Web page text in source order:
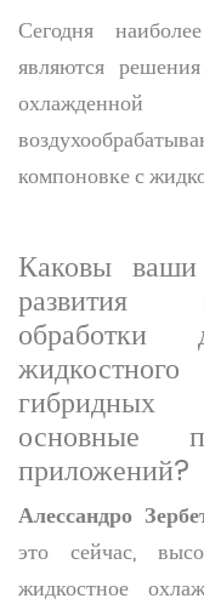
Сегодня
являются
компоновке с
Каковы ваши
развития
гибридных
основные
приложений?
Алессандро
это сейчас,
жидкостное